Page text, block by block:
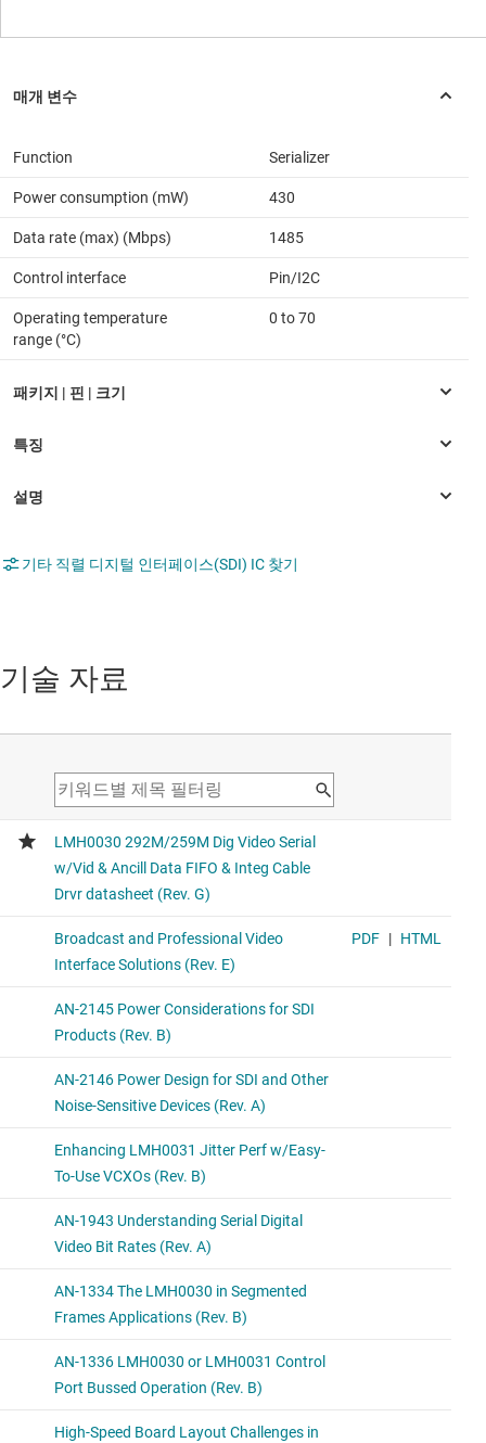
Function Serializer
Power consumption (mW) 430
Data rate (max) (Mbps) 1485
Control interface Pin/I2C
Operating temperature
range (°C)
0 to 70
기타 직렬 디지털 인터페이스(SDI) IC 찾기
기술 자료